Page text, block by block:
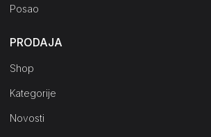
Posao
PRODAJA
Shop
Kategorije
Novosti